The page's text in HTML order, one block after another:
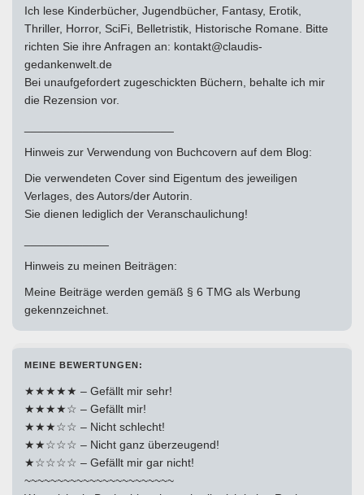
Ich lese Kinderbücher, Jugendbücher, Fantasy, Erotik,
Thriller, Horror, SciFi, Belletristik, Historische Romane. Bitte
richten Sie ihre Anfragen an: kontakt@claudis-
gedankenwelt.de
Bei unaufgefordert zugeschickten Büchern, behalte ich mir
die Rezension vor.
Hinweis zur Verwendung von Buchcovern auf dem Blog:
Die verwendeten Cover sind Eigentum des jeweiligen
Verlages, des Autors/der Autorin.
Sie dienen lediglich der Veranschaulichung!
Hinweis zu meinen Beiträgen:
Meine Beiträge werden gemäß § 6 TMG als Werbung
gekennzeichnet.
MEINE BEWERTUNGEN:
★★★★★ – Gefällt mir sehr!
★★★★☆ – Gefällt mir!
★★★☆☆ – Nicht schlecht!
★★☆☆☆ – Nicht ganz überzeugend!
★☆☆☆☆ – Gefällt mir gar nicht!
~~~~~~~~~~~~~~~~~~~~~~~